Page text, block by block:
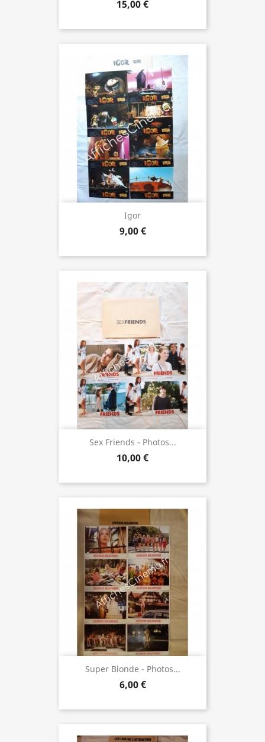
15,00 €
Igor
9,00 €
Sex Friends - Photos...
10,00 €
Super Blonde - Photos...
6,00 €